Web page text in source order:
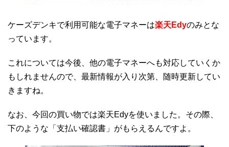
ケーズデンキで利用可能な電子マネーは楽天Edyのみとな
っています。
これについては今後、他の電子マネーへも対応していくか
もしれませんので、最新情報が入り次第、随時更新してい
きますね。
なお、今回の買い物では楽天Edyを使いました。その際、
下のような「支払い確認書」がもらえるんですよ。